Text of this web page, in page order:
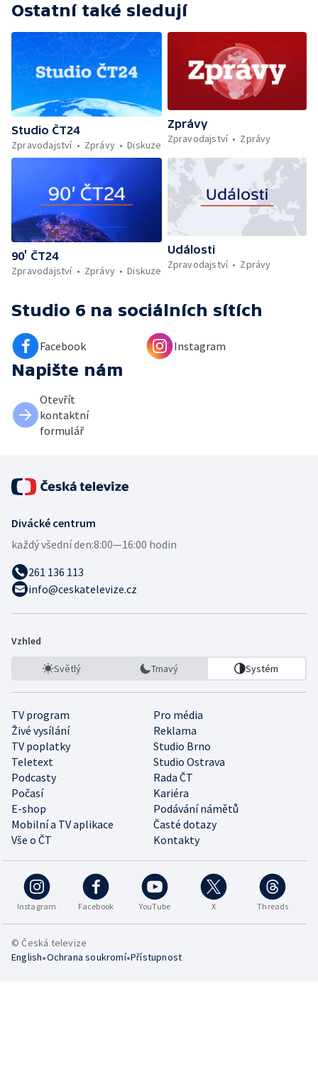
Ostatní také sledují
Studio ČT24
Zpravodajství
Zprávy Diskuze
Zprávy
Zpravodajství
Zprávy
90’ ČT24
Zpravodajství
Zprávy Diskuze
Události
Zpravodajství
Zprávy
Studio 6 na sociálních sítích
Facebook Instagram
Napište nám
Otevřít
kontaktní
formulář
Divácké centrum
každý všední den:8:00—16:00 hodin
261 136 113
info@ceskatelevize.cz
Vzhled
Světlý Tmavý Systém
TV program
Pro média
Živé vysílání
Reklama
TV poplatky
Studio Brno
Teletext
Studio Ostrava
Podcasty
Rada ČT
Počasí
Kariéra
E-shop
Podávání námětů
Mobilní a TV aplikace
Časté dotazy
Vše o ČT
Kontakty
Instagram Facebook YouTube X Threads
© Česká televize
English•Ochrana soukromí•Přístupnost